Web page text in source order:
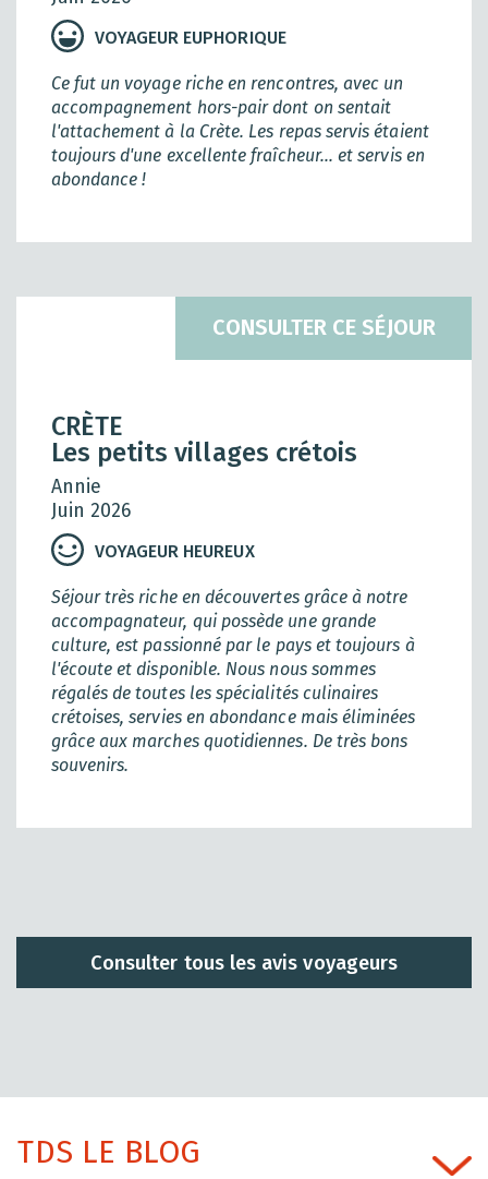
VOYAGEUR EUPHORIQUE
Ce fut un voyage riche en rencontres, avec un
accompagnement hors-pair dont on sentait
l'attachement à la Crète. Les repas servis étaient
toujours d'une excellente fraîcheur... et servis en
abondance !
CRÈTE
Les petits villages crétois
Annie
Juin 2026
VOYAGEUR HEUREUX
Séjour très riche en découvertes grâce à notre
accompagnateur, qui possède une grande
culture, est passionné par le pays et toujours à
l'écoute et disponible. Nous nous sommes
régalés de toutes les spécialités culinaires
crétoises, servies en abondance mais éliminées
grâce aux marches quotidiennes. De très bons
souvenirs.
CONSULTER CE SÉJOUR
Consulter tous les avis voyageurs
TDS LE BLOG